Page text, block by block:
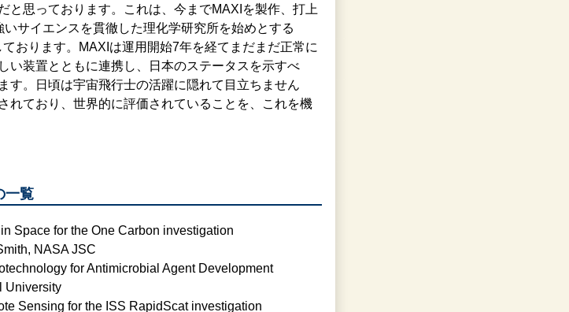
と思っております。これは、今までMAXIを製作、打上
サイエンスを貫徹した理化学研究所を始めとする
おります。MAXIは運用開始7年を経てまだまだ正常に
い装置とともに連携し、日本のステータスを示すべ
す。日頃は宇宙飛行士の活躍に隠れて目立ちません
れており、世界的に評価されていることを、これを機
一覧
Space for the One Carbon investigation
NASA JSC
for Antimicrobial Agent Development
University
Sensing for the ISS RapidScat investigation